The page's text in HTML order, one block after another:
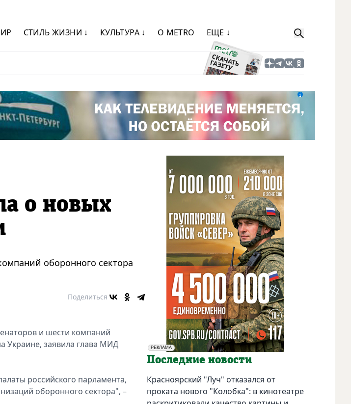
СТИЛЬ ЖИЗНИ ↓ КУЛЬТУРА ↓ О METRO ЕЩЕ ↓
о новых
оборонного сектора
Поделиться
и шести компаний
Украине, заявила глава МИД
российского парламента,
оборонного сектора", –
РЕКЛАМА
Социальная реклама
Последние новости
Красноярский "Луч" отказался от
проката нового "Колобка": в кинотеатре